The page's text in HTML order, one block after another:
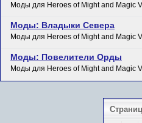
Моды для Heroes of Might and Magic
Моды: Владыки Севера
Моды для Heroes of Might and Magic
Моды: Повелители Орды
Моды для Heroes of Might and Magic